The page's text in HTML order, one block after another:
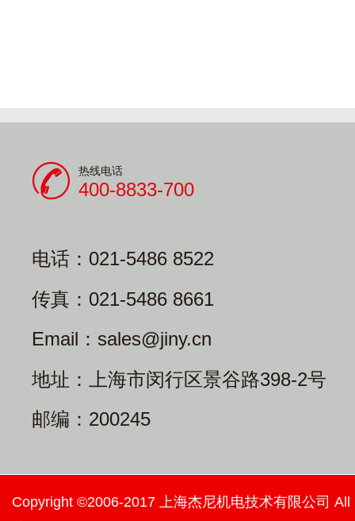
热线电话
400-8833-700
电话：021-5486 8522
传真：021-5486 8661
Email：sales@jiny.cn
地址：上海市闵行区景谷路398-2号
邮编：200245
Copyright ©2006-2017 上海杰尼机电技术有限公司 All